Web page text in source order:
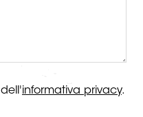
informativa privacy.